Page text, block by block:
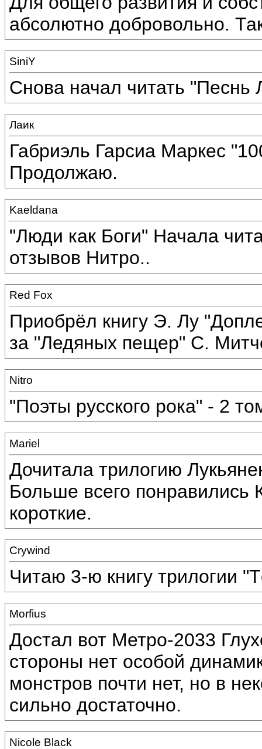
абсолютно добровольно.
SiniY
Снова начал читать
Лаик
Габриэль Гарсиа Маркес
Продолжаю.
Kaeldana
"Люди как Боги" Начала
отзывов Нитро..
Red Fox
Приобрёл книгу Э. Лу
за "Ледяных пещер" С.
Nitro
"Поэты русского рока" - 2
Mariel
Дочитала трилогию
Больше всего понравились
короткие.
Crywind
Читаю 3-ю книгу трилогии
Morfius
Достал вот Метро-2033
стороны нет особой
монстров почти нет, но в
сильно достаточно.
Nicole Black